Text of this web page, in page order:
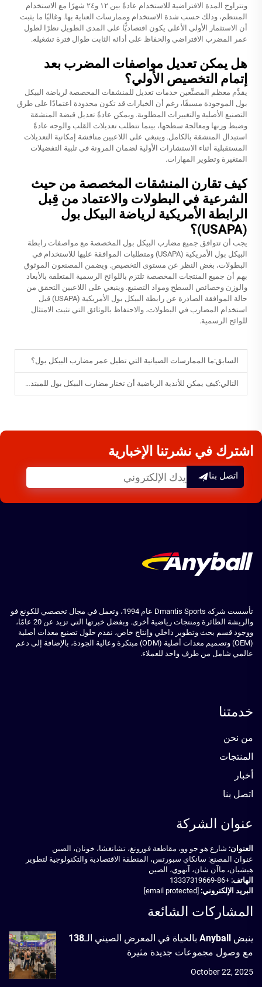
وتتراوح المدة الافتراضية للاستخدام عادةً بين ١٢ و٢٤ شهرًا مع الاستخدام
المنتظم، وذلك حسب شدة الاستخدام وممارسات العناية بها. وغالبًا ما يثبت
أن الاستثمار الأولي الأعلى يكون اقتصاديًّا على المدى الطويل نظرًا لطول
عمر المضرب الافتراضي والحفاظ على أدائه الثابت طوال فترة تشغيله.
هل يمكن تعديل مواصفات المضرب بعد
إتمام التخصيص الأولي؟
يقدِّم معظم المصنِّعين خدمات تعديل للمنشقات المخصصة لرياضة البيكل
بول الموجودة مسبقًا، رغم أن الخيارات قد تكون محدودة اعتمادًا على طرق
التصنيع الأصلية والتغييرات المطلوبة. ويمكن عادةً تعديل قبضة المنشقة
وضبط وزنها ومعالجة سطحها، بينما تتطلب تعديلات القلب والوجه عادةً
استبدال المنشقة بالكامل. وينبغي على اللاعبين مناقشة إمكانية التعديلات
المستقبلية أثناء الاستشارات الأولية لضمان المرونة في تلبية التفضيلات
المتغيرة وتطوير المهارات.
كيف تقارن المنشقات المخصصة من حيث
الشرعية في البطولات والاعتماد من قِبل
الرابطة الأمريكية لرياضة البيكل بول
(USAPA)؟
يجب أن تتوافق جميع مضارب البيكل بول المخصصة مع مواصفات رابطة
البيكل بول الأمريكية (USAPA) ومتطلبات الموافقة عليها للاستخدام في
البطولات، بغض النظر عن مستوى التخصيص. ويضمن المصنعون الموثوق
بهم أن جميع المنتجات المخصصة تلتزم باللوائح الرسمية المتعلقة بالأبعاد
والوزن وخصائص السطح ومواد التصنيع. وينبغي على اللاعبين التحقق من
حالة الموافقة الصادرة عن رابطة البيكل بول الأمريكية (USAPA) قبل
استخدام المضارب في البطولات، والاحتفاظ بالوثائق التي تثبت الامتثال
للوائح الرسمية.
السابق:ما الممارسات الصيانية التي تطيل عمر مضارب البيكل بول؟
التالي:كيف يمكن للأندية الرياضية أن تختار مضارب البيكل بول للمبتدئين مقابل المحترفين؟
اشترك في نشرتنا الإخبارية
اتصل بنا
تأسست شركة Dmantis Sports عام 1994، وتعمل في مجال تخصصي للكونغ فو
والريشة الطائرة ومنتجات رياضية أخرى. وبفضل خبرتها التي تزيد عن 20 عامًا،
ووجود قسم بحث وتطوير داخلي وإنتاج خاص، نقدم حلول تصنيع معدات أصلية
(OEM) وتصميم معدات أصلية (ODM) مبتكرة وعالية الجودة، بالإضافة إلى دعم
عالمي شامل من طرف واحد للعملاء.
خدمتنا
من نحن
المنتجات
أخبار
اتصل بنا
عنوان الشركة
العنوان: شارع هو جو وو، مقاطعة فورونغ، تشانغشا، خونان، الصين
عنوان المصنع: سانكاي سبورتس، المنطقة الاقتصادية والتكنولوجية لتطوير
هيشيان، ماآن شان، آنهوي، الصين
الهاتف: +86-13337319669
البريد الإلكتروني:
المشاركات الشائعة
ينبض Anyball بالحياة في المعرض الصيني الـ138
مع وصول مجموعات جديدة مثيرة
October 22, 2025